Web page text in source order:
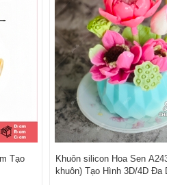
Tạo
Khuôn silicon Hoa Sen
khuôn) Tạo Hình 3D/4D Đa